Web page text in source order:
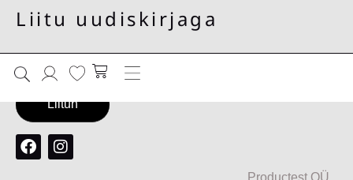
Liitu uudiskirjaga
Productest OÜ